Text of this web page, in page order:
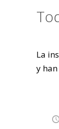
La
y